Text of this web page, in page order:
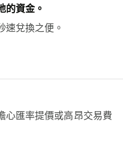
的資金。
速兌換之便。
心匯率提價或高昂交易費